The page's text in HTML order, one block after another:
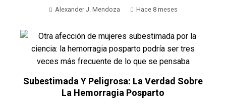
Alexander J. Mendoza Hace 8 meses
Subestimada Y Peligrosa: La Verdad Sobre
La Hemorragia Posparto